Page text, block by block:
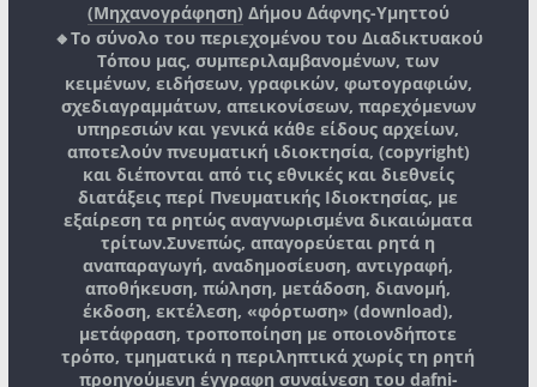
(Μηχανογράφηση) Δήμου Δάφνης-Υμηττού
🔸Το σύνολο του περιεχομένου του Διαδικτυακού
Τόπου μας, συμπεριλαμβανομένων, των
κειμένων, ειδήσεων, γραφικών, φωτογραφιών,
σχεδιαγραμμάτων, απεικονίσεων, παρεχόμενων
υπηρεσιών και γενικά κάθε είδους αρχείων,
αποτελούν πνευματική ιδιοκτησία, (copyright)
και διέπονται από τις εθνικές και διεθνείς
διατάξεις περί Πνευματικής Ιδιοκτησίας, με
εξαίρεση τα ρητώς αναγνωρισμένα δικαιώματα
τρίτων.Συνεπώς, απαγορεύεται ρητά η
αναπαραγωγή, αναδημοσίευση, αντιγραφή,
αποθήκευση, πώληση, μετάδοση, διανομή,
έκδοση, εκτέλεση, «φόρτωση» (download),
μετάφραση, τροποποίηση με οποιονδήποτε
τρόπο, τμηματικά η περιληπτικά χωρίς τη ρητή
προηγούμενη έγγραφη συναίνεση του dafni-